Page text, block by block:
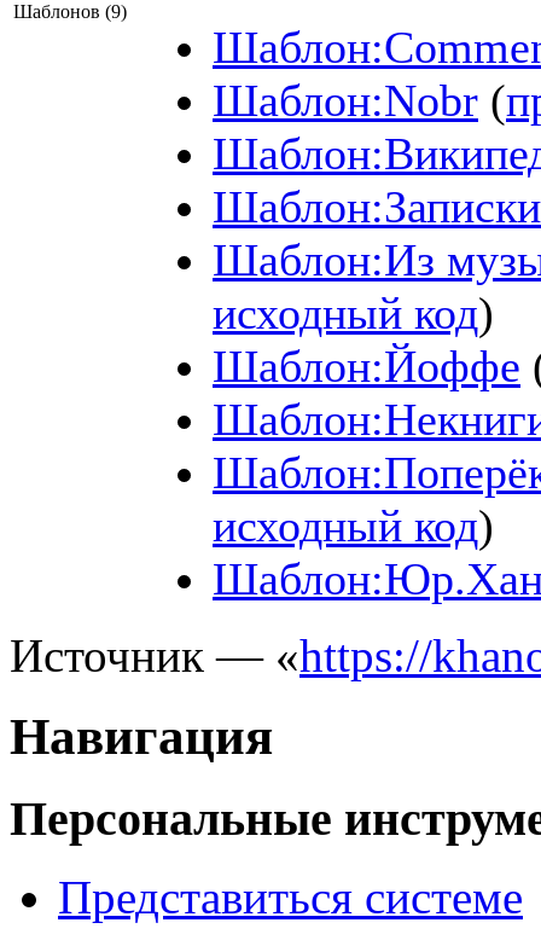
Шаблонов (9)
Шаблон:Nobr (
Шаблон:Записки
Шаблон:Из
исходный код)
Шаблон:Йоффе
исходный код)
Источник — «https://
Навигация
Персональные
Представиться системе